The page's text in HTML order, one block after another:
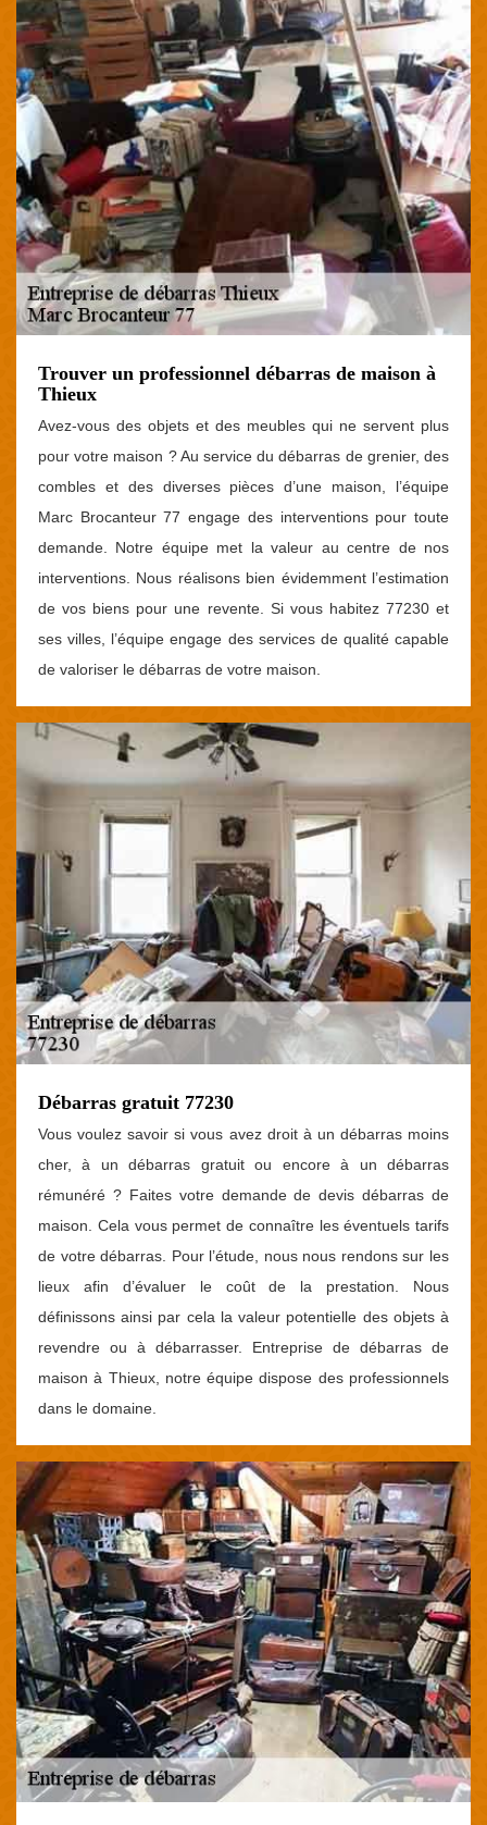
Trouver un professionnel débarras de maison à
Thieux
Avez-vous des objets et des meubles qui ne servent plus
pour votre maison ? Au service du débarras de grenier, des
combles et des diverses pièces d’une maison, l’équipe
Marc Brocanteur 77 engage des interventions pour toute
demande. Notre équipe met la valeur au centre de nos
interventions. Nous réalisons bien évidemment l’estimation
de vos biens pour une revente. Si vous habitez 77230 et
ses villes, l’équipe engage des services de qualité capable
de valoriser le débarras de votre maison.
Débarras gratuit 77230
Vous voulez savoir si vous avez droit à un débarras moins
cher, à un débarras gratuit ou encore à un débarras
rémunéré ? Faites votre demande de devis débarras de
maison. Cela vous permet de connaître les éventuels tarifs
de votre débarras. Pour l’étude, nous nous rendons sur les
lieux afin d’évaluer le coût de la prestation. Nous
définissons ainsi par cela la valeur potentielle des objets à
revendre ou à débarrasser. Entreprise de débarras de
maison à Thieux, notre équipe dispose des professionnels
dans le domaine.